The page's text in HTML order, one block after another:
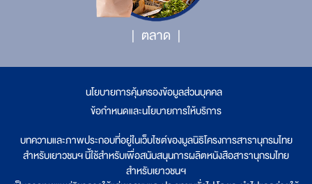
ตลาด
นโยบายการคุ้มครองข้อมูลส่วนบุคคล
ข้อกำหนดและนโยบายการให้บริการ
บทความและภาพประกอบที่อยู่ในเว็บไซต์ของมูลนิธิโครงการสารานุกรมไทย
สำหรับเยาวชนฯ นี้ใช้สำหรับเพื่อสนับสนุนการผลิตหนังสือสารานุกรมไทย
สำหรับเยาวชนฯ